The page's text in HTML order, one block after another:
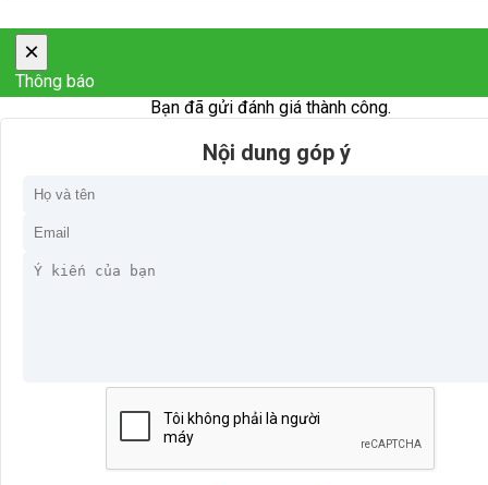
×
Thông báo
Bạn đã gửi đánh giá thành công.
Nội dung góp ý